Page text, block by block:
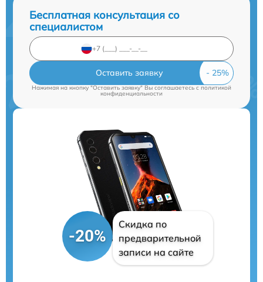
Бесплатная консультация со
специалистом
Оставить заявку
Нажимая на кнопку "Оставить заявку" Вы соглашаетесь cполитикой
конфиденциальности
-20%
Скидка по
предварительной
записи на сайте